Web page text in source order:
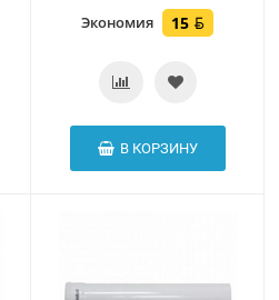
Экономия 15
В КОРЗИНУ